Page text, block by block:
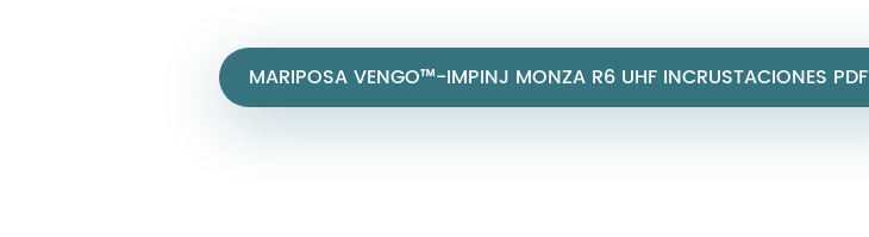
MARIPOSA VENGO™-IMPINJ MONZA R6 UHF INCRUSTACIONES PDF